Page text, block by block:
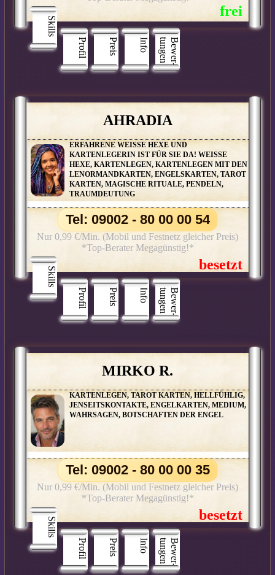
Skills
Profil
Preis Info B
e
w
e
r
­
t
u
n
g
e
n
AHRADIA
ERFAHRENE WEISSE HEXE UND
KARTENLEGERIN IST FÜR SIE DA! WEISSE
HEXE, KARTENLEGEN, KARTENLEGEN MIT DEN
LENORMANDKARTEN, ENGELSKARTEN, TAROT
KARTEN, MAGISCHE RITUALE, PENDELN,
TRAUMDEUTUNG
Skills
Profil
Preis Info B
e
w
e
r
­
t
u
n
g
e
n
Tel: 09002 - 80 00 00 54
Nur 0,99 €/Min. (Mobil und Festnetz gleicher Preis)
*Top-Berater Megagünstig!*
MIRKO R.
KARTENLEGEN, TAROT KARTEN, HELLFÜHLIG,
JENSEITSKONTAKTE, ENGELKARTEN, MEDIUM,
WAHRSAGEN, BOTSCHAFTEN DER ENGEL
Skills
Profil
Preis Info B
e
w
e
r
­
t
u
n
g
e
n
Tel: 09002 - 80 00 00 35
Nur 0,99 €/Min. (Mobil und Festnetz gleicher Preis)
*Top-Berater Megagünstig!*